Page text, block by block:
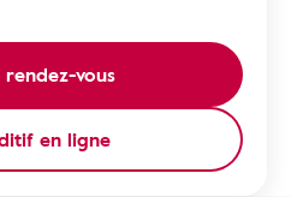
vous
en ligne